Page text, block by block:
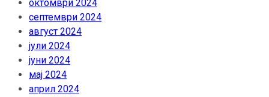
октомври 2024
септември 2024
август 2024
јули 2024
јуни 2024
мај 2024
април 2024